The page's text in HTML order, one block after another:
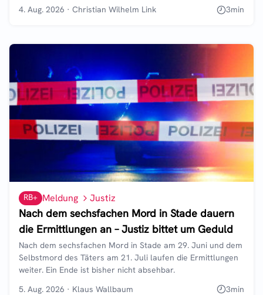
4. Aug. 2026 · Christian Wilhelm Link 3min
RB+ Meldung Justiz
Nach dem sechsfachen Mord in Stade dauern
die Ermittlungen an – Justiz bittet um Geduld
Nach dem sechsfachen Mord in Stade am 29. Juni und dem
Selbstmord des Täters am 21. Juli laufen die Ermittlungen
weiter. Ein Ende ist bisher nicht absehbar.
5. Aug. 2026 · Klaus Wallbaum 3min